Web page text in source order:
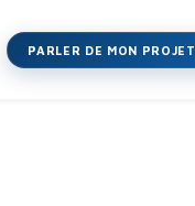
PARLER DE MON PROJET